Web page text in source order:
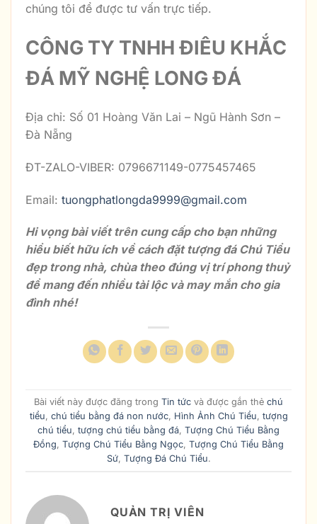
chúng tôi để được tư vấn trực tiếp.
CÔNG TY TNHH ĐIÊU KHẮC
ĐÁ MỸ NGHỆ LONG ĐÁ
Địa chỉ: Số 01 Hoàng Văn Lai – Ngũ Hành Sơn –
Đà Nẵng
ĐT-ZALO-VIBER: 0796671149-0775457465
Email: tuongphatlongda9999@gmail.com
Hi vọng bài viết trên cung cấp cho bạn những
hiểu biết hữu ích về cách đặt tượng đá Chú Tiểu
đẹp trong nhà, chùa theo đúng vị trí phong thuỷ
để mang đến nhiều tài lộc và may mắn cho gia
đình nhé!
Bài viết này được đăng trong Tin tức và được gắn thẻ chú
tiểu, chú tiểu bằng đá non nước, Hình Ảnh Chú Tiểu, tượng
chú tiểu, tượng chú tiểu bằng đá, Tượng Chú Tiểu Bằng
Đồng, Tượng Chú Tiểu Bằng Ngọc, Tượng Chú Tiểu Bằng
Sứ, Tượng Đá Chú Tiểu.
QUẢN TRỊ VIÊN